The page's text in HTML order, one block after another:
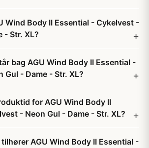
Wind Body II Essential - Cykelvest -
- Str. XL?
bag AGU Wind Body II Essential -
Gul - Dame - Str. XL?
for AGU Wind Body II
- Neon Gul - Dame - Str. XL?
AGU Wind Body II Essential -